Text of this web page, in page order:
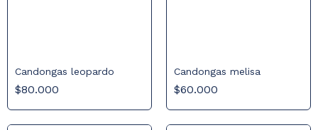
Candongas leopardo
$80.000
Candongas melisa
$60.000